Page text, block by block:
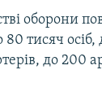
оборони
80 тисяч
до 200